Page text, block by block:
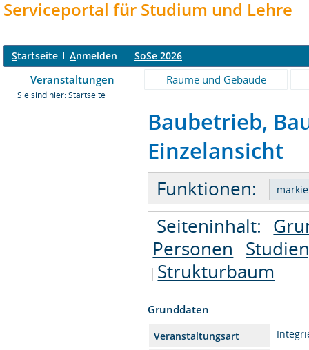
Serviceportal für Studium und Lehre
Startseite Anmelden SoSe 2026
Veranstaltungen Räume und Gebäude
Sie sind hier: Startseite
Baubetrieb,
Einzelansicht
Funktionen:
Seiteninhalt:
Personen
Strukturbaum
Grunddaten
Veranstaltungsart